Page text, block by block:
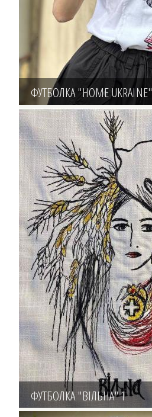
ФУТБОЛКА "HOME UKRAINE"
ФУТБОЛКА "ВІЛЬНА" 1